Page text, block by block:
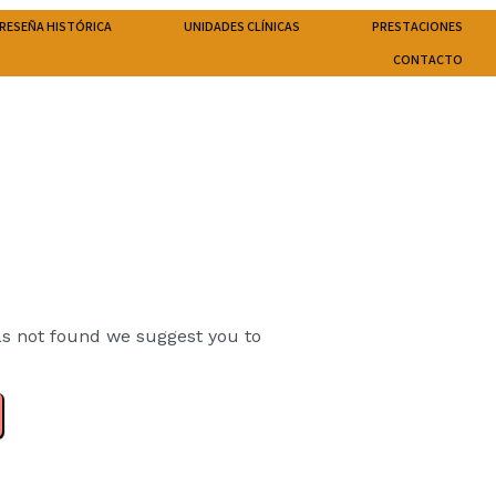
RESEÑA HISTÓRICA UNIDADES CLÍNICAS
PRESTACIONES
CONTACTO
not found we suggest you to